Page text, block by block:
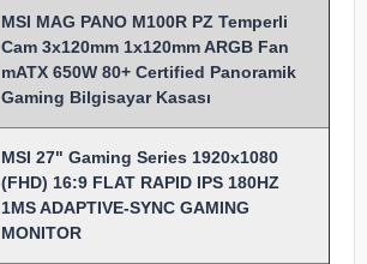
MSI MAG PANO M100R PZ Temperli
Cam 3x120mm 1x120mm ARGB Fan
mATX 650W 80+ Certified Panoramik
Gaming Bilgisayar Kasası
MSI 27" Gaming Series 1920x1080
(FHD) 16:9 FLAT RAPID IPS 180HZ
1MS ADAPTIVE-SYNC GAMING
MONITOR